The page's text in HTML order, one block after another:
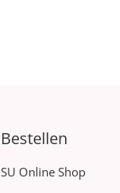
Bestellen
SU Online Shop